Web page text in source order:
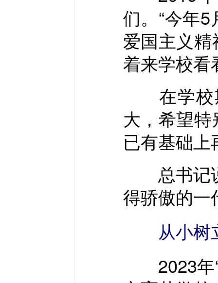
们。“今年
爱国主义
着来学校看
在学校
大，希望
已有基础
总书记说
得骄傲的一
从小树
2023年“